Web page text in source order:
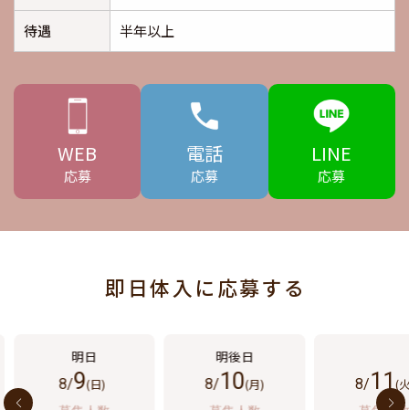
待遇 半年以上
WEB
応募
電話
応募
LINE
応募
即日体入に応募する
8/9(日) 8/10(月) 8/11(